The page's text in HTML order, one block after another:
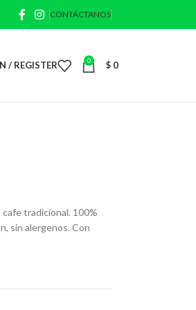
CONTÁCTANOS
/ REGISTER 0 $ 0
cafe tradicional. 100%
sin alergenos. Con